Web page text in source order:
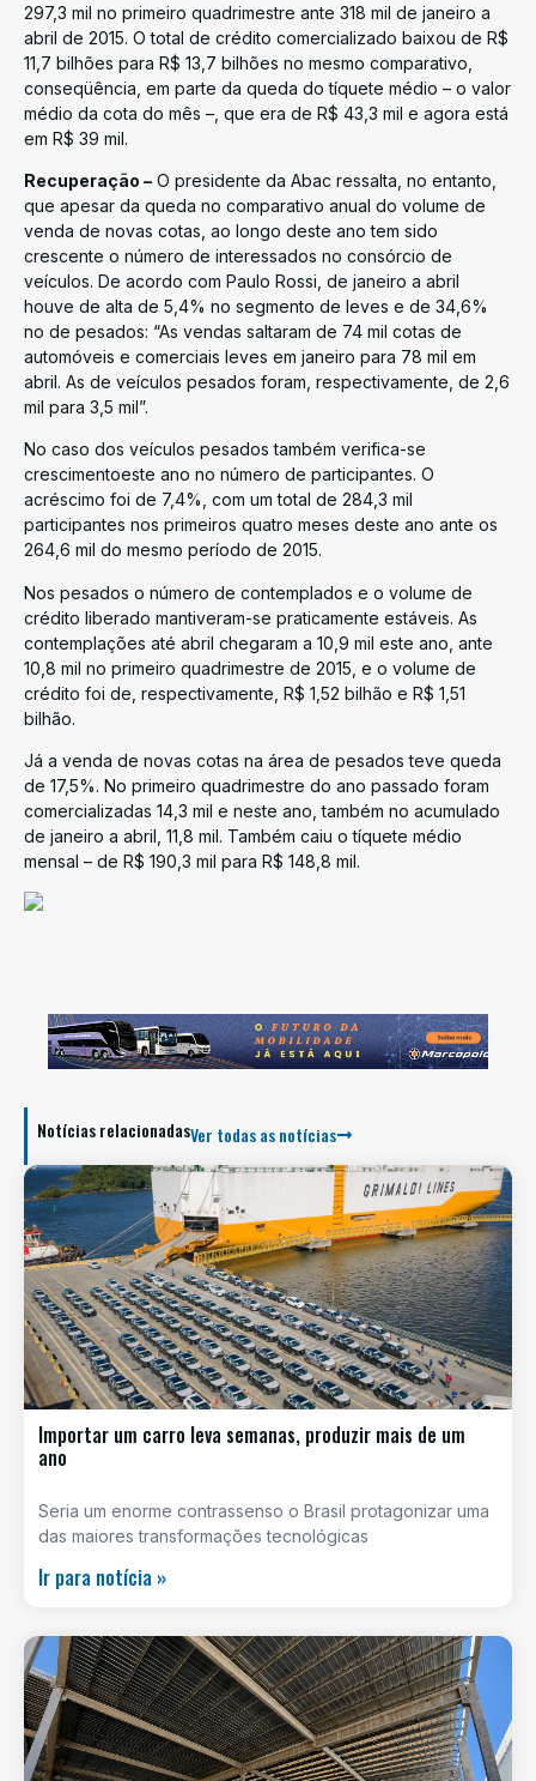
297,3 mil no primeiro quadrimestre ante 318 mil de janeiro a
abril de 2015. O total de crédito comercializado baixou de R$
11,7 bilhões para R$ 13,7 bilhões no mesmo comparativo,
conseqüência, em parte da queda do tíquete médio – o valor
médio da cota do mês –, que era de R$ 43,3 mil e agora está
em R$ 39 mil.
Recuperação – O presidente da Abac ressalta, no entanto,
que apesar da queda no comparativo anual do volume de
venda de novas cotas, ao longo deste ano tem sido
crescente o número de interessados no consórcio de
veículos. De acordo com Paulo Rossi, de janeiro a abril
houve de alta de 5,4% no segmento de leves e de 34,6%
no de pesados: “As vendas saltaram de 74 mil cotas de
automóveis e comerciais leves em janeiro para 78 mil em
abril. As de veículos pesados foram, respectivamente, de 2,6
mil para 3,5 mil”.
No caso dos veículos pesados também verifica-se
crescimentoeste ano no número de participantes. O
acréscimo foi de 7,4%, com um total de 284,3 mil
participantes nos primeiros quatro meses deste ano ante os
264,6 mil do mesmo período de 2015.
Nos pesados o número de contemplados e o volume de
crédito liberado mantiveram-se praticamente estáveis. As
contemplações até abril chegaram a 10,9 mil este ano, ante
10,8 mil no primeiro quadrimestre de 2015, e o volume de
crédito foi de, respectivamente, R$ 1,52 bilhão e R$ 1,51
bilhão.
Já a venda de novas cotas na área de pesados teve queda
de 17,5%. No primeiro quadrimestre do ano passado foram
comercializadas 14,3 mil e neste ano, também no acumulado
de janeiro a abril, 11,8 mil. Também caiu o tíquete médio
mensal – de R$ 190,3 mil para R$ 148,8 mil.
Notícias relacionadasVer todas as notícias
Importar um carro leva semanas, produzir mais de um
ano
Seria um enorme contrassenso o Brasil protagonizar uma
das maiores transformações tecnológicas
Ir para notícia »